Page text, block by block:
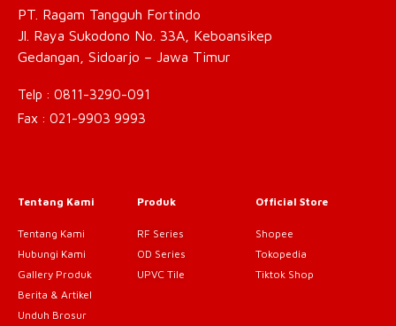
PT. Ragam Tangguh Fortindo
Jl. Raya Sukodono No. 33A, Keboansikep
Gedangan, Sidoarjo – Jawa Timur
Telp : 0811-3290-091
Fax : 021-9903 9993
Tentang Kami
Tentang Kami
Hubungi Kami
Gallery Produk
Berita & Artikel
Unduh Brosur
Produk
RF Series
OD Series
UPVC Tile
Official Store
Shopee
Tokopedia
Tiktok Shop